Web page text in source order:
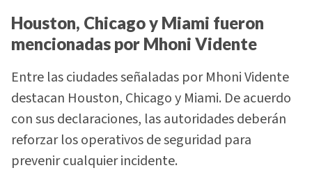
Houston, Chicago y Miami fueron
mencionadas por Mhoni Vidente
Entre las ciudades señaladas por Mhoni Vidente
destacan Houston, Chicago y Miami. De acuerdo
con sus declaraciones, las autoridades deberán
reforzar los operativos de seguridad para
prevenir cualquier incidente.